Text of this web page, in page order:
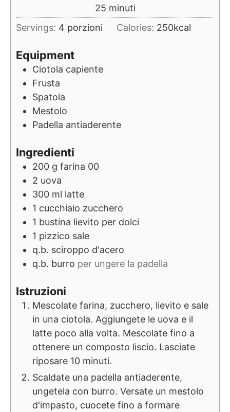
25minuti
minuti
Servings: 4 porzioni Calories: 250kcal
Equipment
Ciotola capiente
Frusta
Spatola
Mestolo
Padella antiaderente
Ingredienti
200 g farina 00
2 uova
300 ml latte
1 cucchiaio zucchero
1 bustina lievito per dolci
1 pizzico sale
q.b. sciroppo d'acero
q.b. burro per ungere la padella
Istruzioni
Mescolate farina, zucchero, lievito e sale
in una ciotola. Aggiungete le uova e il
latte poco alla volta. Mescolate fino a
ottenere un composto liscio. Lasciate
riposare 10 minuti.
Scaldate una padella antiaderente,
ungetela con burro. Versate un mestolo
d'impasto, cuocete fino a formare